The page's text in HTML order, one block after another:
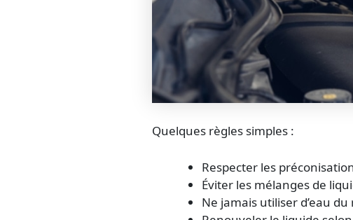
Quelques règles simples :
Respecter les
Éviter les mélanges de
Ne jamais utiliser d’eau